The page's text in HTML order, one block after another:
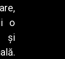
o
și